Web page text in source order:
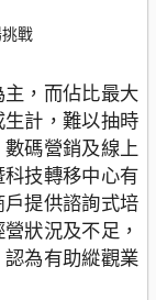
戰
，而佔比最大
計，難以抽時
碼營銷及線上
技轉移中心有
提供諮詢式培
狀況及不足，
為有助縱觀業